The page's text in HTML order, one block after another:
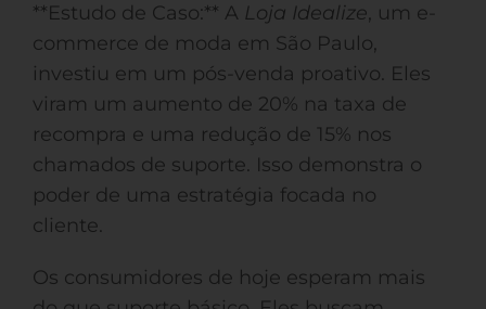
**Estudo de Caso:** A Loja Idealize, um e-
commerce de moda em São Paulo,
investiu em um pós-venda proativo. Eles
viram um aumento de 20% na taxa de
recompra e uma redução de 15% nos
chamados de suporte. Isso demonstra o
poder de uma estratégia focada no
cliente.
Os consumidores de hoje esperam mais